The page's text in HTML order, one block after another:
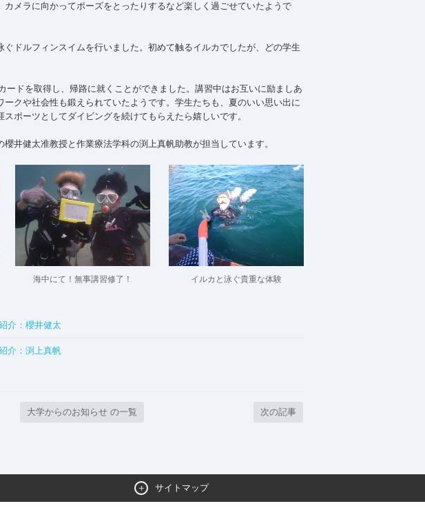
メラに向かってポーズをとったりするなど楽しく過ごせていたようで
ドルフィンスイムを行いました。初めて触るイルカでしたが、どの学生
ードを取得し、帰路に就くことができました。講習中はお互いに励ましあ
ークや社会性も鍛えられていたようです。学生たちも、夏のいい思い出に
ポーツとしてダイビングを続けてもらえたら嬉しいです。
井健太准教授と作業療法学科の渕上真帆助教が担当しています。
海中にて！無事講習修了！ イルカと泳ぐ貴重な体験
介：櫻井健太
介：渕上真帆
大学からのお知らせ の一覧 次の記事
サイトマップ